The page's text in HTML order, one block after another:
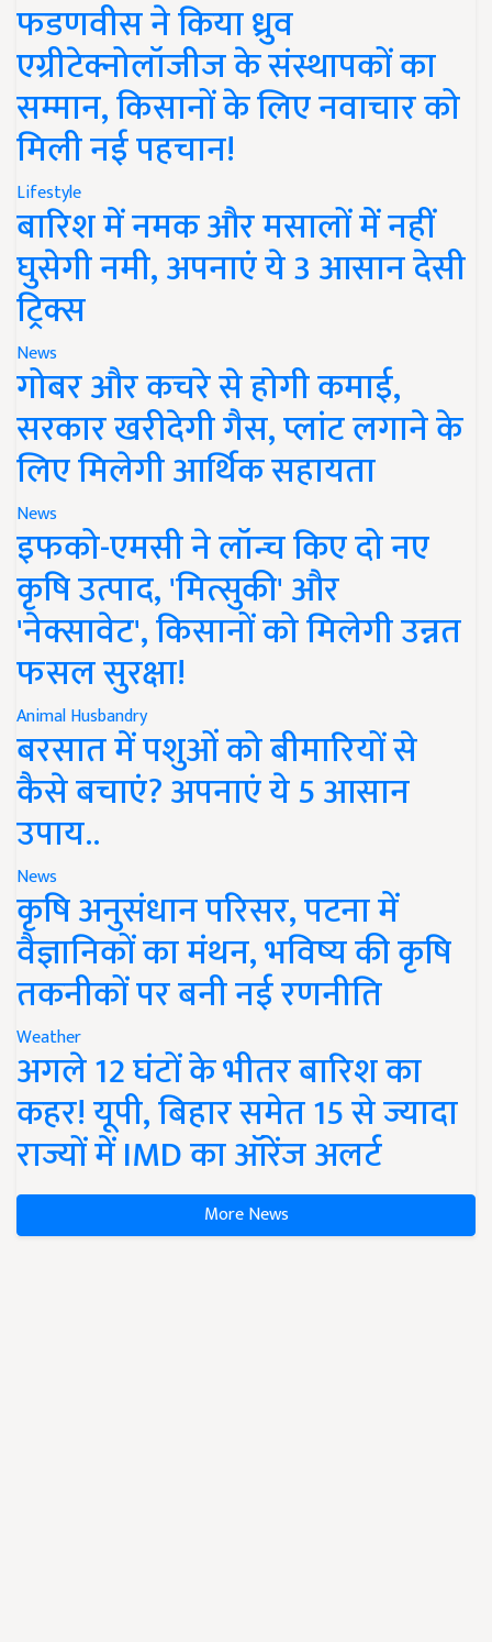
फडणवीस ने किया ध्रुव
एग्रीटेक्नोलॉजीज के संस्थापकों का
सम्मान, किसानों के लिए नवाचार को
मिली नई पहचान!
Lifestyle
बारिश में नमक और मसालों में नहीं
घुसेगी नमी, अपनाएं ये 3 आसान देसी
ट्रिक्स
News
गोबर और कचरे से होगी कमाई,
सरकार खरीदेगी गैस, प्लांट लगाने के
लिए मिलेगी आर्थिक सहायता
News
इफको-एमसी ने लॉन्च किए दो नए
कृषि उत्पाद, 'मित्सुकी' और
'नेक्सावेट', किसानों को मिलेगी उन्नत
फसल सुरक्षा!
Animal Husbandry
बरसात में पशुओं को बीमारियों से
कैसे बचाएं? अपनाएं ये 5 आसान
उपाय..
News
कृषि अनुसंधान परिसर, पटना में
वैज्ञानिकों का मंथन, भविष्य की कृषि
तकनीकों पर बनी नई रणनीति
Weather
अगले 12 घंटों के भीतर बारिश का
कहर! यूपी, बिहार समेत 15 से ज्यादा
राज्यों में IMD का ऑरेंज अलर्ट
More News